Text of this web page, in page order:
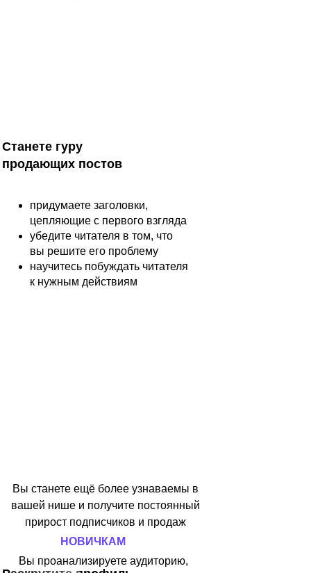
Станете гуру
продающих постов
придумаете заголовки,
цепляющие с первого взгляда
убедите читателя в том, что
вы решите его проблему
научитесь побуждать читателя
к нужным действиям
Вы станете ещё более узнаваемы в
вашей нише и получите постоянный
прирост подписчиков и продаж
НОВИЧКАМ
Вы проанализируете аудиторию,